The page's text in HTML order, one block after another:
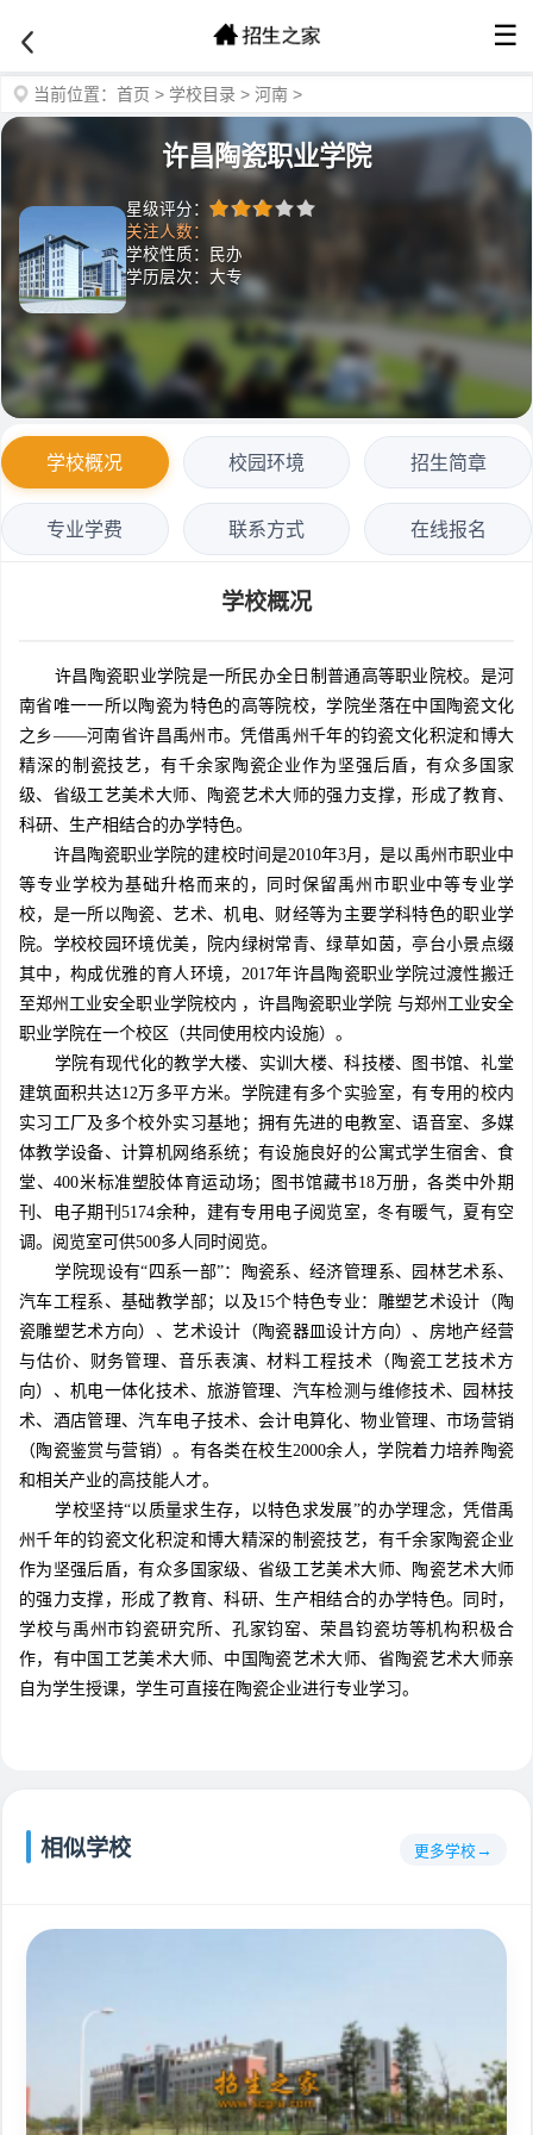
☰
当前位置： 首页 > 学校目录 > 河南 >
许昌陶瓷职业学院
星级评分：
关注人数：
学校性质：民办
学历层次：大专
学校概况 校园环境 招生简章
专业学费 联系方式 在线报名
学校概况
许昌陶瓷职业学院是一所民办全日制普通高等职业院校。是河
南省唯一一所以陶瓷为特色的高等院校，学院坐落在中国陶瓷文化
之乡——河南省许昌禹州市。凭借禹州千年的钧瓷文化积淀和博大
精深的制瓷技艺，有千余家陶瓷企业作为坚强后盾，有众多国家
级、省级工艺美术大师、陶瓷艺术大师的强力支撑，形成了教育、
科研、生产相结合的办学特色。
许昌陶瓷职业学院的建校时间是2010年3月，是以禹州市职业中
等专业学校为基础升格而来的，同时保留禹州市职业中等专业学
校，是一所以陶瓷、艺术、机电、财经等为主要学科特色的职业学
院。学校校园环境优美，院内绿树常青、绿草如茵，亭台小景点缀
其中，构成优雅的育人环境，2017年许昌陶瓷职业学院过渡性搬迁
至郑州工业安全职业学院校内 ，许昌陶瓷职业学院 与郑州工业安全
职业学院在一个校区（共同使用校内设施）。
学院有现代化的教学大楼、实训大楼、科技楼、图书馆、礼堂
建筑面积共达12万多平方米。学院建有多个实验室，有专用的校内
实习工厂及多个校外实习基地；拥有先进的电教室、语音室、多媒
体教学设备、计算机网络系统；有设施良好的公寓式学生宿舍、食
堂、400米标准塑胶体育运动场；图书馆藏书18万册，各类中外期
刊、电子期刊5174余种，建有专用电子阅览室，冬有暖气，夏有空
调。阅览室可供500多人同时阅览。
学院现设有“四系一部”：陶瓷系、经济管理系、园林艺术系、
汽车工程系、基础教学部；以及15个特色专业：雕塑艺术设计（陶
瓷雕塑艺术方向）、艺术设计（陶瓷器皿设计方向）、房地产经营
与估价、财务管理、音乐表演、材料工程技术（陶瓷工艺技术方
向）、机电一体化技术、旅游管理、汽车检测与维修技术、园林技
术、酒店管理、汽车电子技术、会计电算化、物业管理、市场营销
（陶瓷鉴赏与营销）。有各类在校生2000余人，学院着力培养陶瓷
和相关产业的高技能人才。
学校坚持“以质量求生存，以特色求发展”的办学理念，凭借禹
州千年的钧瓷文化积淀和博大精深的制瓷技艺，有千余家陶瓷企业
作为坚强后盾，有众多国家级、省级工艺美术大师、陶瓷艺术大师
的强力支撑，形成了教育、科研、生产相结合的办学特色。同时，
学校与禹州市钧瓷研究所、孔家钧窑、荣昌钧瓷坊等机构积极合
作，有中国工艺美术大师、中国陶瓷艺术大师、省陶瓷艺术大师亲
自为学生授课，学生可直接在陶瓷企业进行专业学习。
相似学校 更多学校